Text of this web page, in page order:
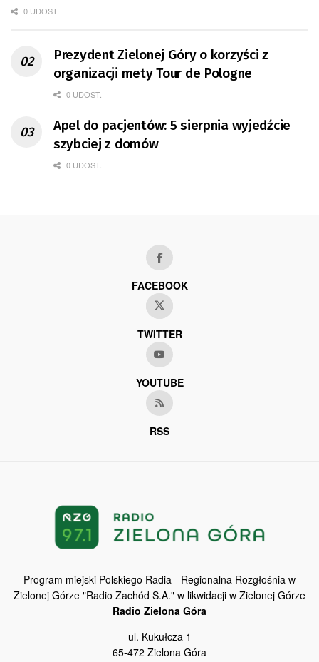
0 UDOST.
Prezydent Zielonej Góry o korzyści z
organizacji mety Tour de Pologne
0 UDOST.
Apel do pacjentów: 5 sierpnia wyjedźcie
szybciej z domów
0 UDOST.
FACEBOOK
TWITTER
YOUTUBE
RSS
Program miejski Polskiego Radia - Regionalna Rozgłośnia w
Zielonej Górze "Radio Zachód S.A." w likwidacji w Zielonej Górze
Radio Zielona Góra
ul. Kukułcza 1
65-472 Zielona Góra